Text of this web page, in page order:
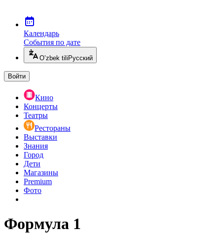
Календарь
События по дате
O’zbek tili Русский
Войти
Кино
Концерты
Театры
Рестораны
Выставки
Знания
Город
Дети
Магазины
Premium
Фото
Формула 1